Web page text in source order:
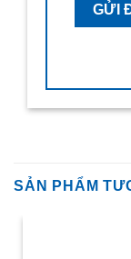
SẢN PHẨM